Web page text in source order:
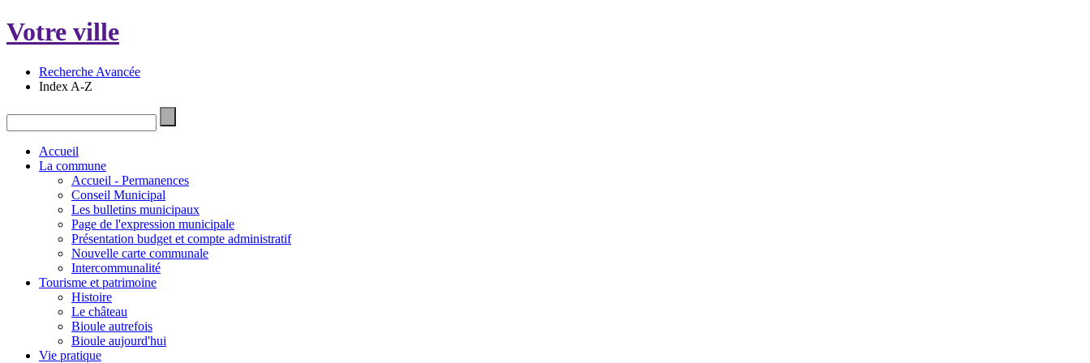
Votre ville
Recherche Avancée
Index A-Z
Accueil
La commune
Accueil - Permanences
Conseil Municipal
Les bulletins municipaux
Page de l'expression municipale
Présentation budget et compte administratif
Nouvelle carte communale
Intercommunalité
Tourisme et patrimoine
Histoire
Le château
Bioule autrefois
Bioule aujourd'hui
Vie pratique